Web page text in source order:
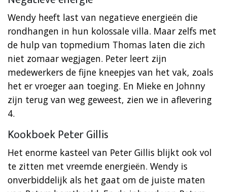
Wendy heeft last van negatieve energieën die
rondhangen in hun kolossale villa. Maar zelfs met
de hulp van topmedium Thomas laten die zich
niet zomaar wegjagen. Peter leert zijn
medewerkers de fijne kneepjes van het vak, zoals
het er vroeger aan toeging. En Mieke en Johnny
zijn terug van weg geweest, zien we in aflevering
4.
Kookboek Peter Gillis
Het enorme kasteel van Peter Gillis blijkt ook vol
te zitten met vreemde energieën. Wendy is
onverbiddelijk als het gaat om de juiste maten